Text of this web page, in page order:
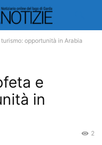
opportunità in Arabia
e
in
2